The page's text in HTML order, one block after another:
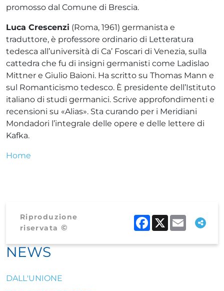
promosso dal Comune di Brescia.
Luca Crescenzi (Roma, 1961) germanista e
traduttore, è professore ordinario di Letteratura
tedesca all’università di Ca’ Foscari di Venezia, sulla
cattedra che fu di insigni germanisti come Ladislao
Mittner e Giulio Baioni. Ha scritto su Thomas Mann e
sul Romanticismo tedesco. È presidente dell’Istituto
italiano di studi germanici. Scrive approfondimenti e
recensioni su «Alias». Sta curando per i Meridiani
Mondadori l’integrale delle opere e delle lettere di
Kafka.
Home
Riproduzione
riservata ©
Facebook
X Email
NEWS
DALL'UNIONE